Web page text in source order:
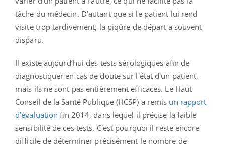
tâche du médecin. D’autant que si le patient lui rend
visite trop tardivement, la piqûre de départ a souvent
disparu.
Il existe aujourd’hui des tests sérologiques afin de
diagnostiquer en cas de doute sur l'état d'un patient,
mais ils ne sont pas entièrement efficaces. Le Haut
Conseil de la Santé Publique (HCSP) a remis un rapport
d’évaluation fin 2014, dans lequel il précise la faible
sensibilité de ces tests. C'est pourquoi il reste encore
difficile de déterminer précisément le nombre de